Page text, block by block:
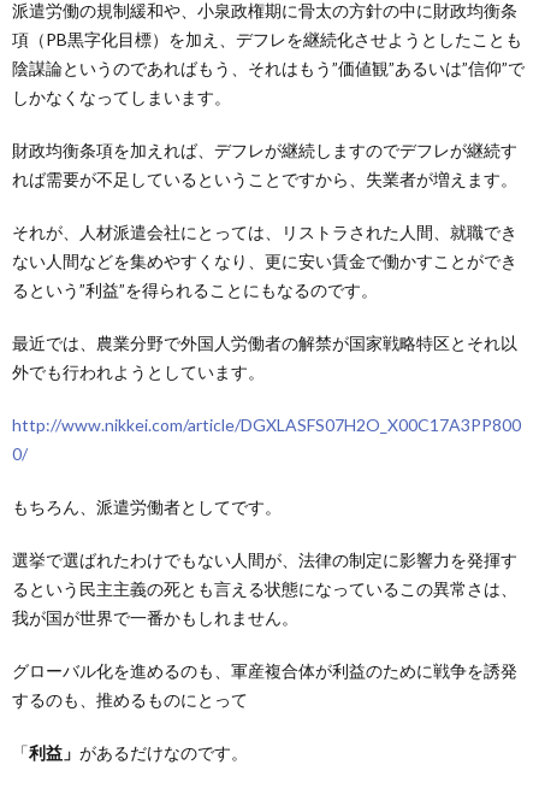
派遣労働の規制緩和や、小泉政権期に骨太の方針の中に財政均衡条
項（PB黒字化目標）を加え、デフレを継続化させようとしたことも
陰謀論というのであればもう、それはもう”価値観”あるいは”信仰”で
しかなくなってしまいます。
財政均衡条項を加えれば、デフレが継続しますのでデフレが継続す
れば需要が不足しているということですから、失業者が増えます。
それが、人材派遣会社にとっては、リストラされた人間、就職でき
ない人間などを集めやすくなり、更に安い賃金で働かすことができ
るという”利益”を得られることにもなるのです。
最近では、農業分野で外国人労働者の解禁が国家戦略特区とそれ以
外でも行われようとしています。
http://www.nikkei.com/article/DGXLASFS07H2O_X00C17A3PP800
0/
もちろん、派遣労働者としてです。
選挙で選ばれたわけでもない人間が、法律の制定に影響力を発揮す
るという民主主義の死とも言える状態になっているこの異常さは、
我が国が世界で一番かもしれません。
グローバル化を進めるのも、軍産複合体が利益のために戦争を誘発
するのも、推めるものにとって
「利益」 があるだけなのです。